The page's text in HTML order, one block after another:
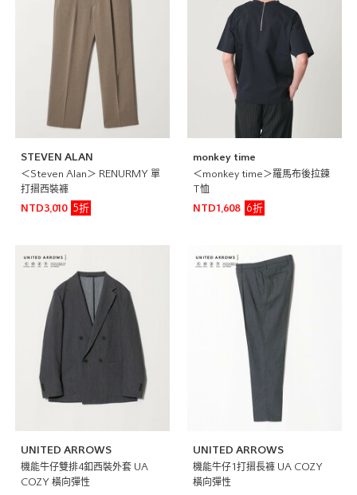
STEVEN ALAN
＜Steven Alan＞ RENURMY 單
打摺西裝褲
NTD3,010
5折
monkey time
＜monkey time＞羅馬布後拉鍊
T恤
NTD1,608
6折
UNITED ARROWS
機能牛仔雙排4釦西裝外套 UA
COZY 橫向彈性
UNITED ARROWS
機能牛仔1打摺長褲 UA COZY
橫向彈性